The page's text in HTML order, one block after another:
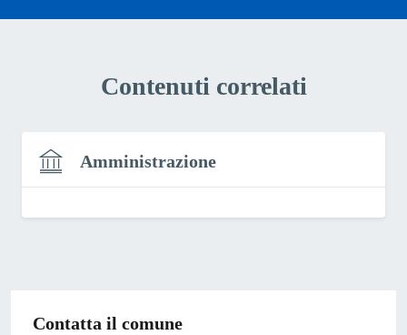
Contenuti correlati
Amministrazione
Contatta il comune